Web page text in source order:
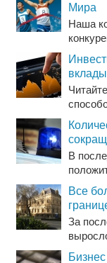
Мира
Наша
В
Все
За